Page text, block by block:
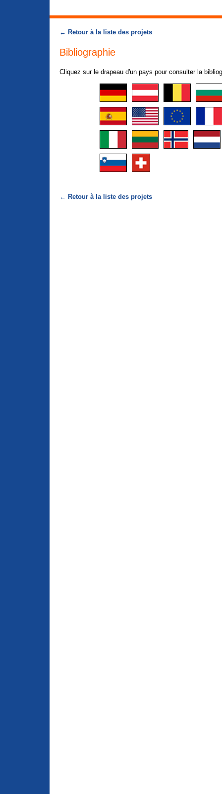
← Retour à la liste des projets
Bibliographie
Cliquez sur le drapeau d'un pays pour consulter la
← Retour à la liste des projets